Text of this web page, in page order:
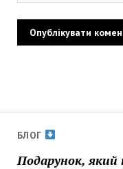
БЛОГ
Подарунок, який